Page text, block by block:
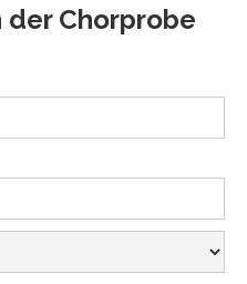
Chorprobe